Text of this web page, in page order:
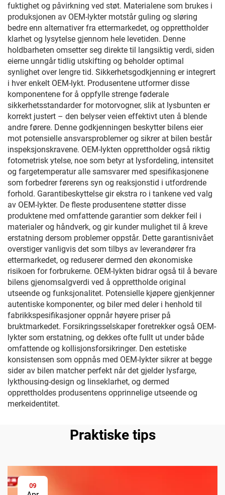
fuktighet og påvirkning ved støt. Materialene som brukes i
produksjonen av OEM-lykter motstår guling og sløring
bedre enn alternativer fra ettermarkedet, og opprettholder
klarhet og lysytelse gjennom hele levetiden. Denne
holdbarheten omsetter seg direkte til langsiktig verdi, siden
eierne unngår tidlig utskifting og beholder optimal
synlighet over lengre tid. Sikkerhetsgodkjenning er integrert
i hver enkelt OEM-lykt. Produsentene utformer disse
komponentene for å oppfylle strenge føderale
sikkerhetsstandarder for motorvogner, slik at lysbunten er
korrekt justert – den belyser veien effektivt uten å blende
andre førere. Denne godkjenningen beskytter bilens eier
mot potensielle ansvarsproblemer og sikrer at bilen består
inspeksjonskravene. OEM-lykten opprettholder også riktig
fotometrisk ytelse, noe som betyr at lysfordeling, intensitet
og fargetemperatur alle samsvarer med spesifikasjonene
som forbedrer førerens syn og reaksjonstid i utfordrende
forhold. Garantibeskyttelse gir ekstra ro i tankene ved valg
av OEM-lykter. De fleste produsentene støtter disse
produktene med omfattende garantier som dekker feil i
materialer og håndverk, og gir kunder mulighet til å kreve
erstatning dersom problemer oppstår. Dette garantisnivået
overstiger vanligvis det som tilbys av leverandører fra
ettermarkedet, og reduserer dermed den økonomiske
risikoen for forbrukerne. OEM-lykten bidrar også til å bevare
bilens gjenomsalgverdi ved å opprettholde original
utseende og funksjonalitet. Potensielle kjøpere gjenkjenner
autentiske komponenter, og biler med deler i henhold til
fabrikkspesifikasjoner oppnår høyere priser på
bruktmarkedet. Forsikringsselskaper foretrekker også OEM-
lykter som erstatning, og dekkes ofte fullt ut under både
omfattende og kollisjonsforsikringer. Den estetiske
konsistensen som oppnås med OEM-lykter sikrer at begge
sider av bilen matcher perfekt når det gjelder lysfarge,
lykthousing-design og linseklarhet, og dermed
opprettholdes produsentens opprinnelige utseende og
merkeidentitet.
Praktiske tips
09